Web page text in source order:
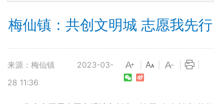
梅仙镇：共创文明城 志愿我先行
来源：梅仙镇
2023-03-
28 11:36